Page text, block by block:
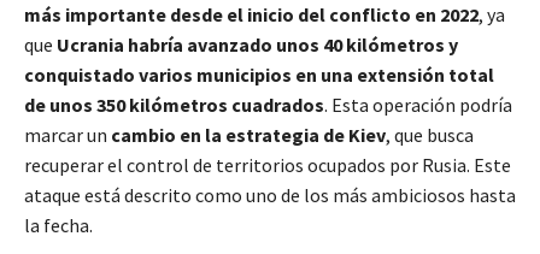
más importante desde el inicio del conflicto en 2022, ya
que Ucrania habría avanzado unos 40 kilómetros y
conquistado varios municipios en una extensión total
de unos 350 kilómetros cuadrados. Esta operación podría
marcar un cambio en la estrategia de Kiev, que busca
recuperar el control de territorios ocupados por Rusia. Este
ataque está descrito como uno de los más ambiciosos hasta
la fecha.